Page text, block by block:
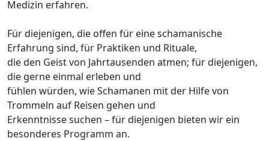
Medizin erfahren.
Für diejenigen, die offen für eine schamanische
Erfahrung sind, für Praktiken und Rituale,
die den Geist von Jahrtausenden atmen; für diejenigen,
die gerne einmal erleben und
fühlen würden, wie Schamanen mit der Hilfe von
Trommeln auf Reisen gehen und
Erkenntnisse suchen – für diejenigen bieten wir ein
besonderes Programm an.